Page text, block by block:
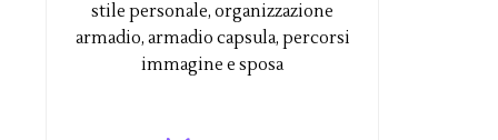
stile personale, organizzazione
armadio, armadio capsula, percorsi
immagine e sposa